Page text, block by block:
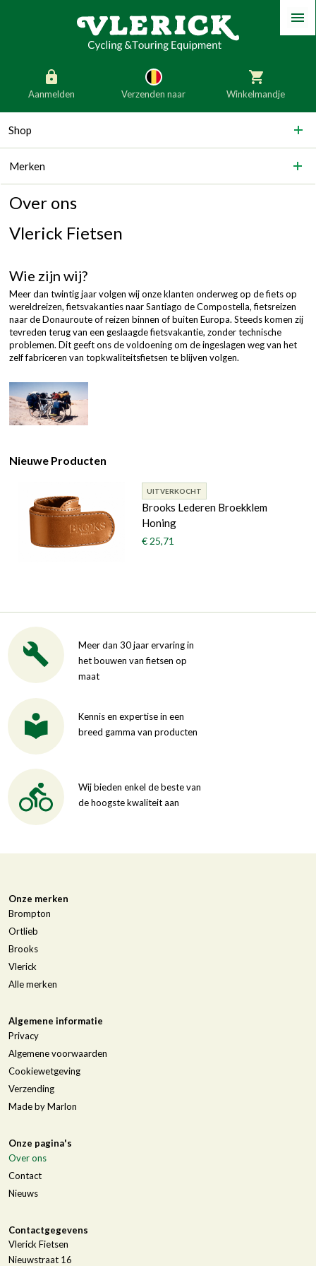
Aanmelden Verzenden naar
België
Duitsland
Bulgarije
Winkelmandje
generic_skip_language
Menu
Shop
Merken
Over ons
Vlerick Fietsen
Wie zijn wij?
Meer dan twintig jaar volgen wij onze klanten onderweg op de fiets op
wereldreizen, fietsvakanties naar Santiago de Compostella, fietsreizen
naar de Donauroute of reizen binnen of buiten Europa. Steeds komen zij
tevreden terug van een geslaagde fietsvakantie, zonder technische
problemen. Dit geeft ons de voldoening om de ingeslagen weg van het
zelf fabriceren van topkwaliteitsfietsen te blijven volgen.
Nieuwe Producten
UITVERKOCHT
Brooks Lederen Broekklem
Honing
€ 25,71
Meer dan 30 jaar ervaring in
het bouwen van fietsen op
maat
Kennis en expertise in een
breed gamma van producten
Wij bieden enkel de beste van
de hoogste kwaliteit aan
Onze merken
Brompton
Ortlieb
Brooks
Vlerick
Alle merken
Algemene informatie
Privacy
Algemene voorwaarden
Cookiewetgeving
Verzending
Made by Marlon
Onze pagina's
Over ons
Contact
Nieuws
Contactgegevens
Vlerick Fietsen
Nieuwstraat 16